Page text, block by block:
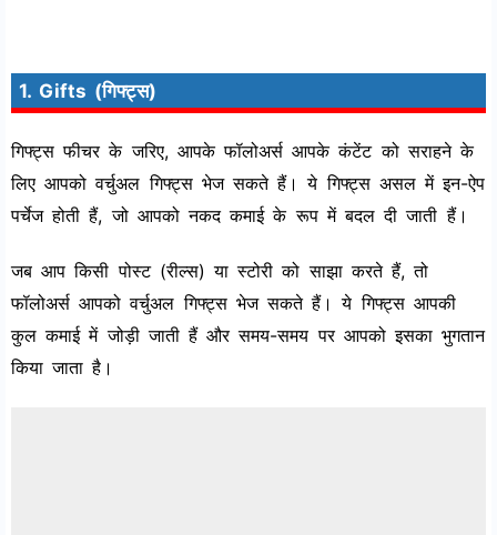
1. Gifts (गिफ्ट्स)
गिफ्ट्स फीचर के जरिए, आपके फॉलोअर्स आपके कंटेंट को सराहने के
लिए आपको वर्चुअल गिफ्ट्स भेज सकते हैं। ये गिफ्ट्स असल में इन-ऐप
पर्चेज होती हैं, जो आपको नकद कमाई के रूप में बदल दी जाती हैं।
जब आप किसी पोस्ट (रील्स) या स्टोरी को साझा करते हैं, तो
फॉलोअर्स आपको वर्चुअल गिफ्ट्स भेज सकते हैं। ये गिफ्ट्स आपकी
कुल कमाई में जोड़ी जाती हैं और समय-समय पर आपको इसका भुगतान
किया जाता है।